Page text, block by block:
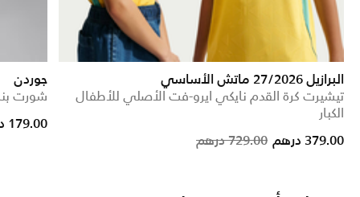
البرازيل 27/2026 ماتش الأساسي
تيشيرت كرة القدم نايكي ايرو-فت الأصلي للأطفال
الكبار
Price reduced from
729.00 درهم 379.00 درهم
جوردن
شورت
179.00 درهم